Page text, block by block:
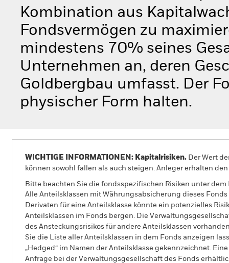
Kombination aus
Fondsvermögen zu
mindestens 70% seines
Unternehmen an, deren
Goldbergbau umfasst. Der
physischer Form halten.
WICHTIGE INFORMATIONEN: Kapitalrisiken. Der Wert
können sowohl fallen als auch steigen. Anleger erhalten
Bitte beachten Sie die fondsspezifischen Risiken unter dem
Alle Anteilsklassen mit Währungsabsicherung dieses
Derivaten für eine Anteilsklasse könnte ein potenzielles
Anteilsklassen im Fonds bergen. Die
des Ansteckungsrisikos für andere Anteilsklassen
Sie die Liste aller Anteilsklassen in dem Fonds anzeigen
„Hedged“ im Namen der Anteilsklasse gekennzeichnet.
Anfrage bei der Verwaltungsgesellschaft des Fonds